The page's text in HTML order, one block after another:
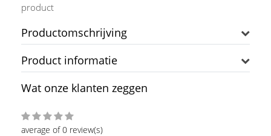
product
Productomschrijving
Product informatie
Wat onze klanten zeggen
average of 0 review(s)